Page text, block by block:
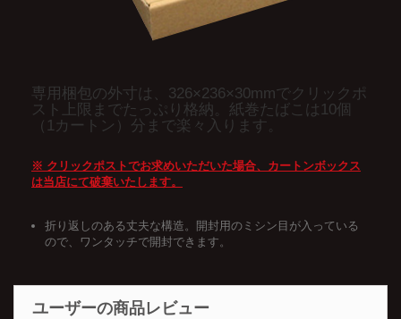
専用梱包の外寸は、326×236×30mmでクリックポ
スト上限までたっぷり格納。紙巻たばこは10個
（1カートン）分まで楽々入ります。
※ クリックポストでお求めいただいた場合、カートンボックス
は当店にて破棄いたします。
折り返しのある丈夫な構造。開封用のミシン目が入っている
ので、ワンタッチで開封できます。
ユーザーの商品レビュー